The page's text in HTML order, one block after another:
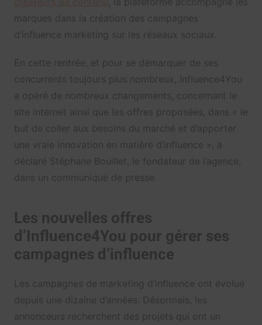
marques dans la création des campagnes
d’influence marketing sur les réseaux sociaux.
En cette rentrée, et pour se démarquer de ses
concurrents toujours plus nombreux, Influence4You
a opéré de nombreux changements, concernant le
site internet ainsi que les offres proposées, dans « le
but de coller aux besoins du marché et d’apporter
une vraie innovation en matière d’influence », a
déclaré Stéphane Bouillet, le fondateur de l’agence,
dans un communiqué de presse.
Les nouvelles offres
d’Influence4You pour gérer ses
campagnes d’influence
Les campagnes de marketing d’influence ont évolué
depuis une dizaine d’années. Désormais, les
annonceurs recherchent des projets qui ont un